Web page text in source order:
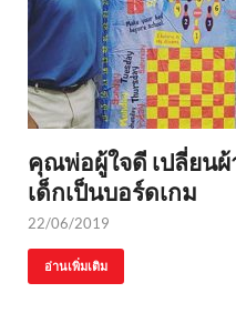
คุณพ่อผู้ใจดี เปลี่ยน
เด็กเป็นบอร์ดเกม
22/06/2019
อ่านเพิ่มเติม